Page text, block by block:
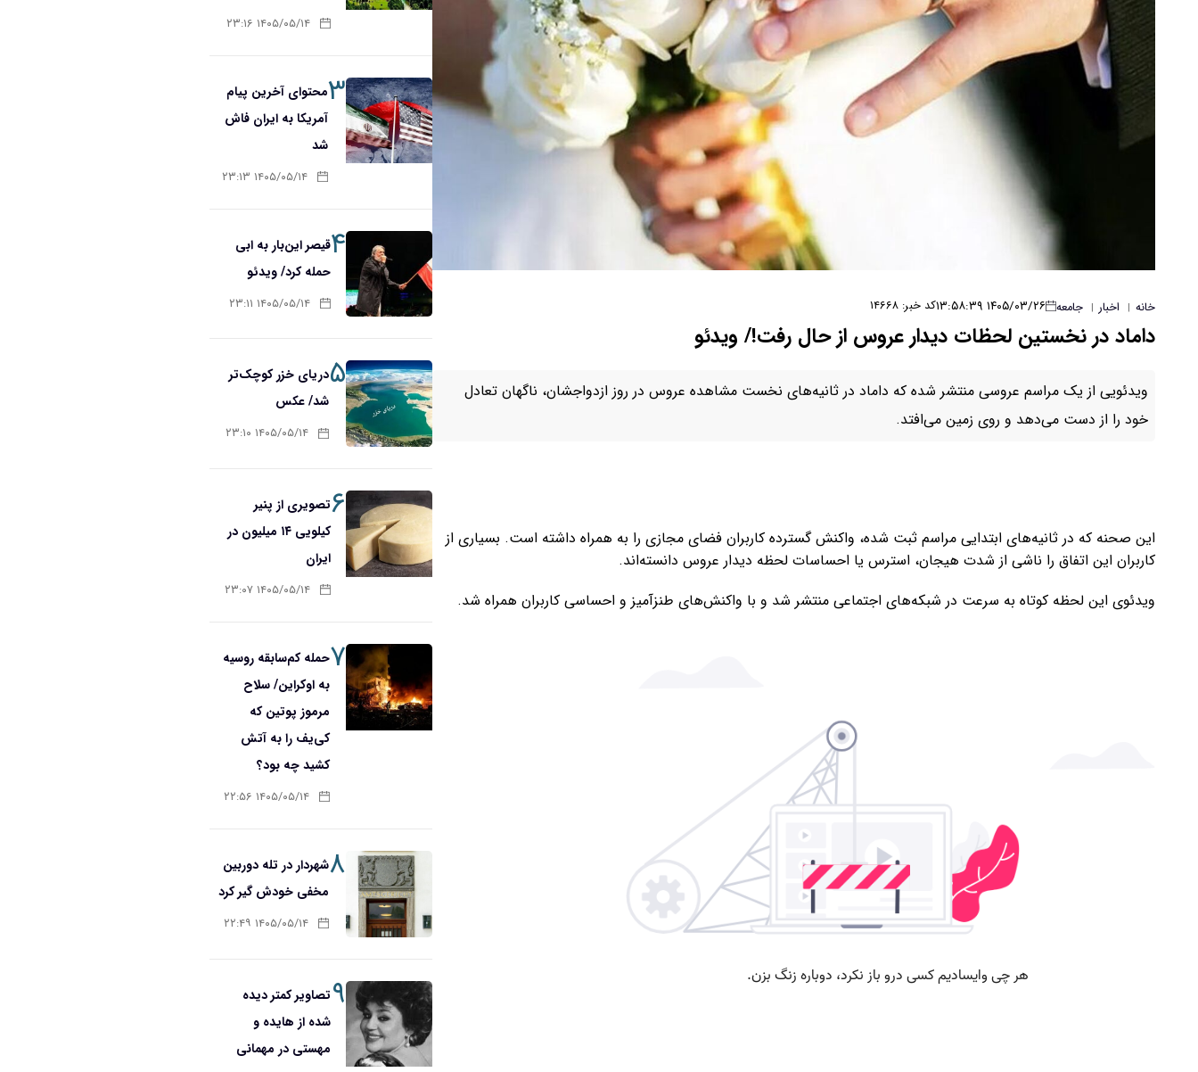
خانه | اخبار | جامعه ۱۴۰۵/۰۳/۲۶ ۱۳:۵۸:۳۹ کد خبر: ۱۴۶۶۸
داماد در نخستین لحظات دیدار عروس از حال رفت!/ ویدئو
ویدئویی از یک مراسم عروسی منتشر شده که داماد در ثانیه‌های نخست مشاهده عروس در روز ازدواجشان، ناگهان تعادل
خود را از دست می‌دهد و روی زمین می‌افتد.
این صحنه که در ثانیه‌های ابتدایی مراسم ثبت شده، واکنش گسترده کاربران فضای مجازی را به همراه داشته است. بسیاری از
کاربران این اتفاق را ناشی از شدت هیجان، استرس یا احساسات لحظه دیدار عروس دانسته‌اند.
ویدئوی این لحظه کوتاه به سرعت در شبکه‌های اجتماعی منتشر شد و با واکنش‌های طنزآمیز و احساسی کاربران همراه شد.
۱۴۰۵/۰۵/۱۴ ۲۳:۱۶
۳محتوای آخرین پیام
آمریکا به ایران فاش
شد
۱۴۰۵/۰۵/۱۴ ۲۳:۱۳
۴قیصر این‌بار به ابی
حمله کرد/ ویدئو
۱۴۰۵/۰۵/۱۴ ۲۳:۱۱
۵دریای خزر کوچک‌تر
شد/ عکس
۱۴۰۵/۰۵/۱۴ ۲۳:۱۰
۶تصویری از پنیر
کیلویی ۱۴ میلیون در
ایران
۱۴۰۵/۰۵/۱۴ ۲۳:۰۷
۷حمله کم‌سابقه روسیه
به اوکراین/ سلاح
مرموز پوتین که
کی‌یف را به آتش
کشید چه بود؟
۱۴۰۵/۰۵/۱۴ ۲۲:۵۶
۸شهردار در تله دوربین
مخفی خودش گیر کرد
۱۴۰۵/۰۵/۱۴ ۲۲:۴۹
۹تصاویر کمتر دیده
شده از هایده و
مهستی در مهمانی